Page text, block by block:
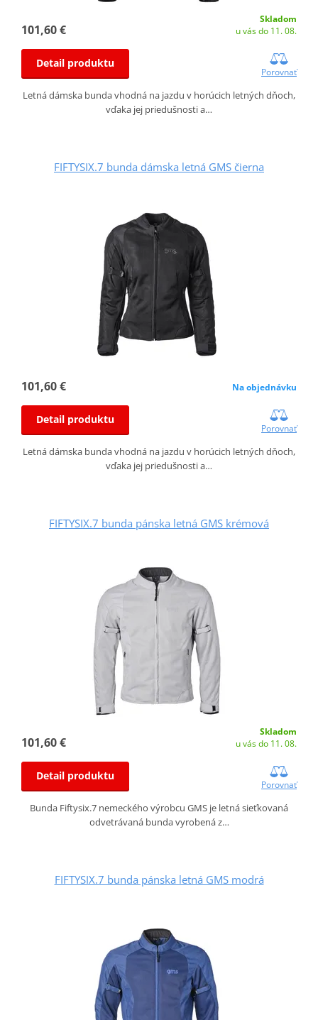
101,60 €
Skladom
u vás do 11. 08.
Detail produktu
Porovnať
Letná dámska bunda vhodná na jazdu v horúcich letných dňoch,
vďaka jej priedušnosti a…
FIFTYSIX.7 bunda dámska letná GMS čierna
101,60 € Na objednávku
Detail produktu
Porovnať
Letná dámska bunda vhodná na jazdu v horúcich letných dňoch,
vďaka jej priedušnosti a…
FIFTYSIX.7 bunda pánska letná GMS krémová
101,60 €
Skladom
u vás do 11. 08.
Detail produktu
Porovnať
Bunda Fiftysix.7 nemeckého výrobcu GMS je letná sieťkovaná
odvetrávaná bunda vyrobená z…
FIFTYSIX.7 bunda pánska letná GMS modrá